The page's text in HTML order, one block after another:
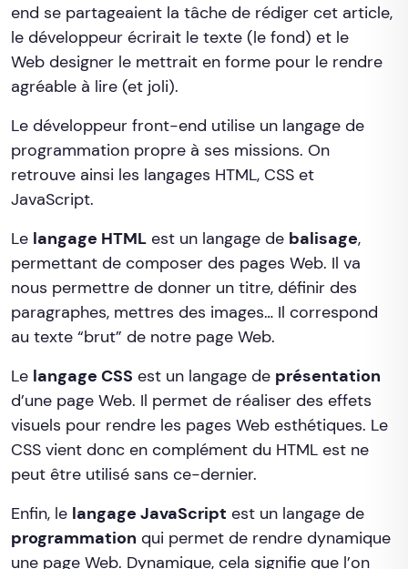
end se partageaient la tâche de rédiger cet article,
le développeur écrirait le texte (le fond) et le
Web designer le mettrait en forme pour le rendre
agréable à lire (et joli).
Le développeur front-end utilise un langage de
programmation propre à ses missions. On
retrouve ainsi les langages HTML, CSS et
JavaScript.
Le langage HTML est un langage de balisage,
permettant de composer des pages Web. Il va
nous permettre de donner un titre, définir des
paragraphes, mettres des images… Il correspond
au texte “brut” de notre page Web.
Le langage CSS est un langage de présentation
d’une page Web. Il permet de réaliser des effets
visuels pour rendre les pages Web esthétiques. Le
CSS vient donc en complément du HTML est ne
peut être utilisé sans ce-dernier.
Enfin, le langage JavaScript est un langage de
programmation qui permet de rendre dynamique
une page Web. Dynamique, cela signifie que l’on